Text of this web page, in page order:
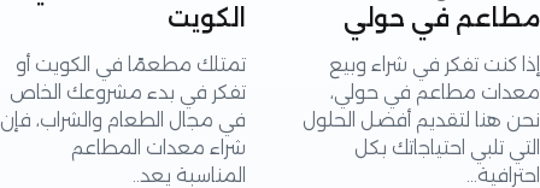
في حولي
تفكر في شراء وبيع
مطاعم في حولي،
لتقديم أفضل الحلول
احتياجاتك بكل
الكويت
تمتلك مطعمًا في الكويت أو
تفكر في بدء مشروعك الخاص
في مجال الطعام والشراب، فإن
شراء معدات المطاعم
المناسبة يعد..